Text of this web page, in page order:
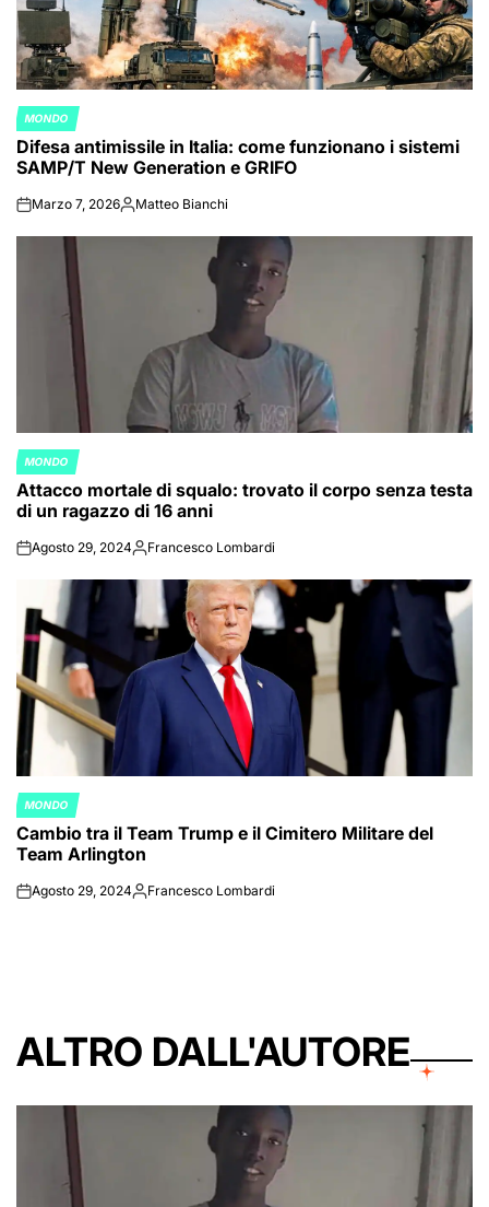
POSTED
IN
MONDO
Difesa antimissile in Italia: come funzionano i sistemi
SAMP/T New Generation e GRIFO
onMarzo 7, 2026Posted
Matteo Bianchi
POSTED
IN
MONDO
Attacco mortale di squalo: trovato il corpo senza testa
di un ragazzo di 16 anni
onAgosto 29, 2024Posted
Francesco Lombardi
POSTED
IN
MONDO
Cambio tra il Team Trump e il Cimitero Militare del
Team Arlington
onAgosto 29, 2024Posted
Francesco Lombardi
ALTRO DALL'AUTORE